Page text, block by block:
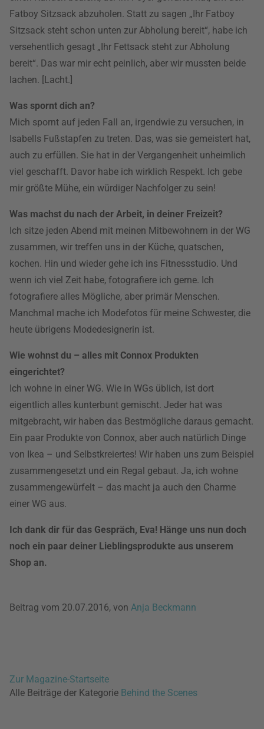
Fatboy Sitzsack abzuholen. Statt zu sagen „Ihr Fatboy
Sitzsack steht schon unten zur Abholung bereit“, habe ich
versehentlich gesagt „Ihr Fettsack steht zur Abholung
bereit“. Das war mir echt peinlich, aber wir mussten beide
lachen. [Lacht.]
Was spornt dich an?
Mich spornt auf jeden Fall an, irgendwie zu versuchen, in
Isabells Fußstapfen zu treten. Das, was sie gemeistert hat,
auch zu erfüllen. Sie hat in der Vergangenheit unheimlich
viel geschafft. Davor habe ich wirklich Respekt. Ich gebe
mir größte Mühe, ein würdiger Nachfolger zu sein!
Was machst du nach der Arbeit, in deiner Freizeit?
Ich sitze jeden Abend mit meinen Mitbewohnern in der WG
zusammen, wir treffen uns in der Küche, quatschen,
kochen. Hin und wieder gehe ich ins Fitnessstudio. Und
wenn ich viel Zeit habe, fotografiere ich gerne. Ich
fotografiere alles Mögliche, aber primär Menschen.
Manchmal mache ich Modefotos für meine Schwester, die
heute übrigens Modedesignerin ist.
Wie wohnst du – alles mit Connox Produkten
eingerichtet?
Ich wohne in einer WG. Wie in WGs üblich, ist dort
eigentlich alles kunterbunt gemischt. Jeder hat was
mitgebracht, wir haben das Bestmögliche daraus gemacht.
Ein paar Produkte von Connox, aber auch natürlich Dinge
von Ikea – und Selbstkreiertes! Wir haben uns zum Beispiel
zusammengesetzt und ein Regal gebaut. Ja, ich wohne
zusammengewürfelt – das macht ja auch den Charme
einer WG aus.
Ich dank dir für das Gespräch, Eva! Hänge uns nun doch
noch ein paar deiner Lieblingsprodukte aus unserem
Shop an.
Beitrag vom 20.07.2016, von Anja Beckmann
Zur Magazine-Startseite
Alle Beiträge der Kategorie Behind the Scenes